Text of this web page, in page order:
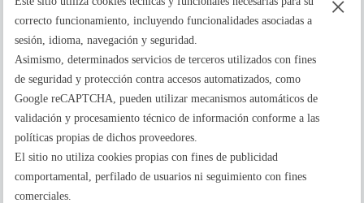
La tranquilidad de pasar por peajes sin contratiempos
×
correcto funcionamiento, incluyendo funcionalidades asociadas a
sesión, idioma, navegación y seguridad.
Asimismo, determinados servicios de terceros utilizados con fines
de seguridad y protección contra accesos automatizados, como
Google reCAPTCHA, pueden utilizar mecanismos automáticos de
validación y procesamiento técnico de información conforme a las
políticas propias de dichos proveedores.
El sitio no utiliza cookies propias con fines de publicidad
comportamental, perfilado de usuarios ni seguimiento con fines
comerciales.